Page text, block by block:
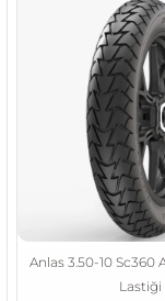
Anlas 3.50-10 Sc360
Lastiği